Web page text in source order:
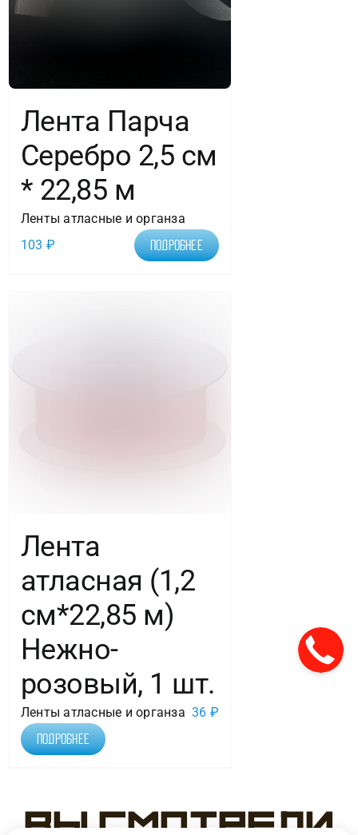
Лента Парча
Серебро 2,5 см
* 22,85 м
Ленты атласные и органза
103 ₽ Подробнее
Лента
атласная (1,2
см*22,85 м)
Нежно-
розовый, 1 шт.
Ленты атласные и органза 36 ₽
Подробнее